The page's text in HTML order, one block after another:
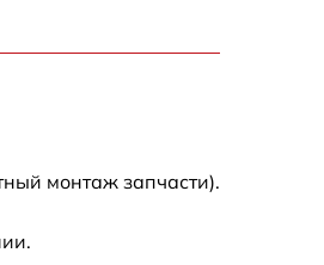
монтаж запчасти).